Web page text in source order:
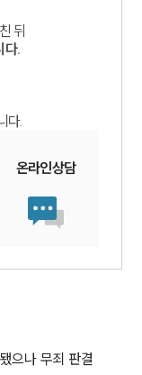
뒤
다.
다.
온라인상담
으나 무죄 판결